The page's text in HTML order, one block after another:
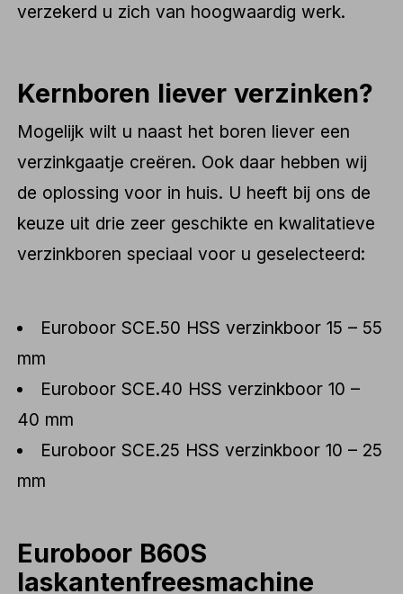
verzekerd u zich van hoogwaardig werk.
Kernboren liever verzinken?
Mogelijk wilt u naast het boren liever een
verzinkgaatje creëren. Ook daar hebben wij
de oplossing voor in huis. U heeft bij ons de
keuze uit drie zeer geschikte en kwalitatieve
verzinkboren speciaal voor u geselecteerd:
Euroboor SCE.50 HSS verzinkboor 15 – 55
mm
Euroboor SCE.40 HSS verzinkboor 10 –
40 mm
Euroboor SCE.25 HSS verzinkboor 10 – 25
mm
Euroboor B60S
laskantenfreesmachine